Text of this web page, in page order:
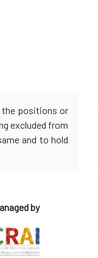
the positions or
excluded from
and to hold
by